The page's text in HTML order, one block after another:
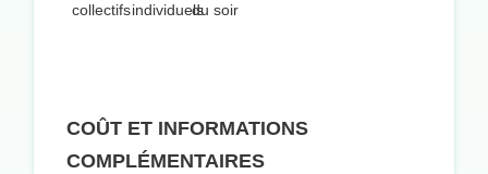
collectifsindividuelsdu soir
COÛT ET INFORMATIONS
COMPLÉMENTAIRES